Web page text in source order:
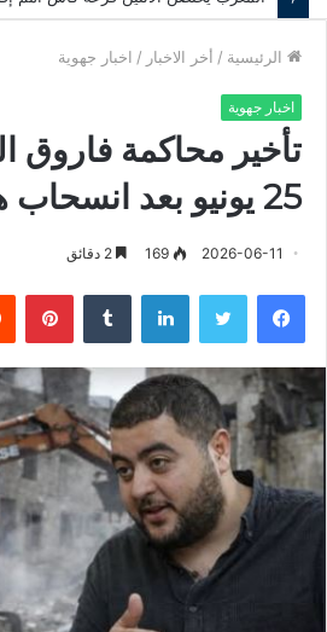
الرئيسية / أخر الاخبار / اخبار جهوية
اخبار جهوية
تأخير محاكمة فاروق
25 يونيو بعد انسحاب هيئة دفاعه
2026-06-11
169
فيسبوك لينكدإن بينتيريست